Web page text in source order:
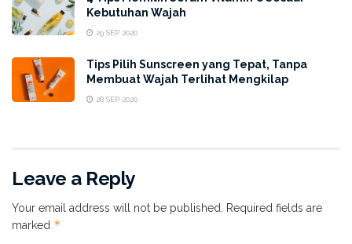
Kebutuhan Wajah
29 SEP 2020
Tips Pilih Sunscreen yang Tepat, Tanpa
Membuat Wajah Terlihat Mengkilap
28 SEP 2020
Leave a Reply
Your email address will not be published. Required fields are
marked *